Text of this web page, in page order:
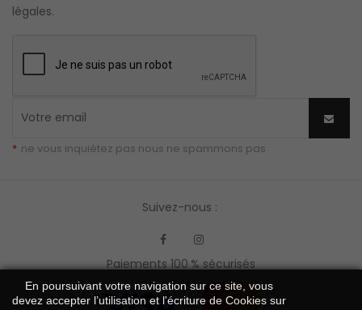
légales.
* ne vous inquiétez pas nous ne spammons pas
En poursuivant votre navigation sur ce site, vous
devez accepter l’utilisation et l'écriture de Cookies sur
Suivez-nous :
Facebook
Paiements 100 % sécurisés